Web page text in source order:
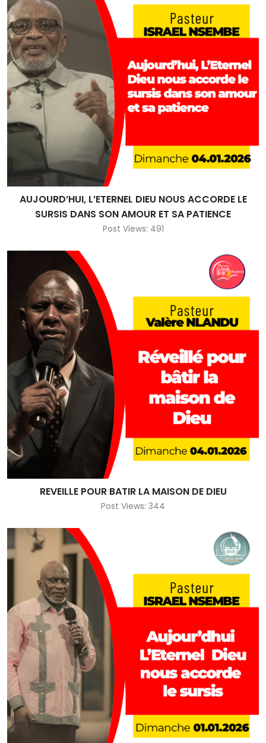
AUJOURD’HUI, L’ETERNEL DIEU NOUS ACCORDE LE
SURSIS DANS SON AMOUR ET SA PATIENCE
Post Views: 491
REVEILLE POUR BATIR LA MAISON DE DIEU
Post Views: 344